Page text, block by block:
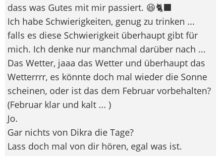
dass was Gutes mit mir passiert. 😆🐈‍⬛
Ich habe Schwierigkeiten, genug zu trinken ...
falls es diese Schwierigkeit überhaupt gibt für
mich. Ich denke nur manchmal darüber nach ...
Das Wetter, jaaa das Wetter und überhaupt das
Wetterrrr, es könnte doch mal wieder die Sonne
scheinen, oder ist das dem Februar vorbehalten?
(Februar klar und kalt ... )
Jo.
Gar nichts von Dikra die Tage?
Lass doch mal von dir hören, egal was ist.